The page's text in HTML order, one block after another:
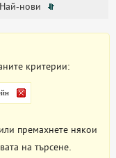
Най-нови
критерии:
премахнете някои
на търсене.